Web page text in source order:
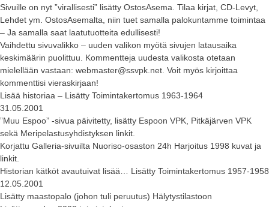
Sivuille on nyt ”virallisesti” lisätty OstosAsema. Tilaa kirjat, CD-Levyt,
Lehdet ym. OstosAsemalta, niin tuet samalla palokuntamme toimintaa
– Ja samalla saat laatutuotteita edullisesti!
Vaihdettu sivuvalikko – uuden valikon myötä sivujen latausaika
keskimäärin puolittuu. Kommentteja uudesta valikosta otetaan
mielellään vastaan: webmaster@ssvpk.net . Voit myös kirjoittaa
kommenttisi vieraskirjaan!
Lisää historiaa – Lisätty Toimintakertomus 1963-1964
31.05.2001
”Muu Espoo” -sivua päivitetty, lisätty Espoon VPK, Pitkäjärven VPK
sekä Meripelastusyhdistyksen linkit.
Korjattu Galleria-sivuilta Nuoriso-osaston 24h Harjoitus 1998 kuvat ja
linkit.
Historian kätköt avautuivat lisää… Lisätty Toimintakertomus 1957-1958
12.05.2001
Lisätty maastopalo (johon tuli peruutus) Hälytystilastoon